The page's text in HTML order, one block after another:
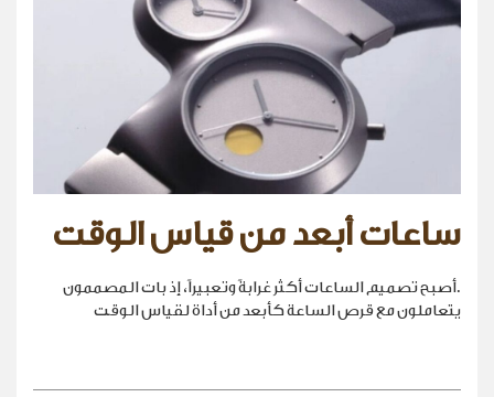
ساعات أبعد من قياس الوقت
.أصبح تصميم الساعات أكثر غرابةً وتعبيراً، إذ بات المصممون
يتعاملون مع قرص الساعة كأبعد من أداة لقياس الوقت